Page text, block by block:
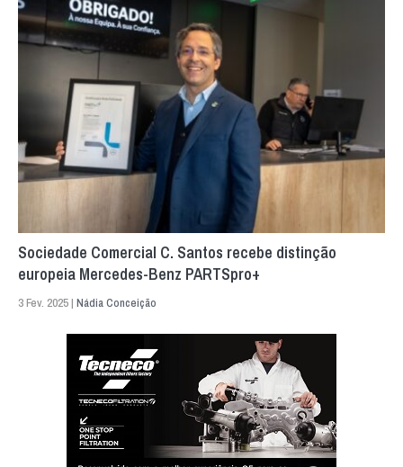
Sociedade Comercial C. Santos recebe distinção
europeia Mercedes-Benz PARTSpro+
3 Fev. 2025 | Nádia Conceição